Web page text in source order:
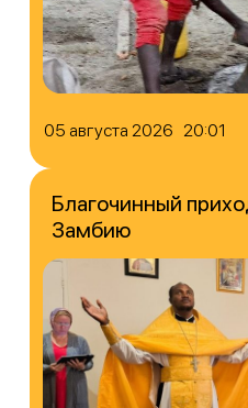
05 августа 2026 20:01
Благочинный
Замбию